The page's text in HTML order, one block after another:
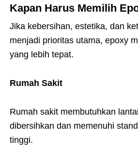
Kapan Harus Memilih
Jika kebersihan, estetika, dan
menjadi prioritas utama, epoxy
yang lebih tepat.
Rumah Sakit
Rumah sakit membutuhkan
dibersihkan dan memenuhi
tinggi.